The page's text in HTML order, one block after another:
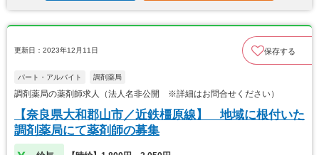
更新日：2023年12月11日 保存する
パート・アルバイト 調剤薬局
調剤薬局の薬剤師求人（法人名非公開 ※詳細はお問合せください）
【奈良県大和郡山市／近鉄橿原線】 地域に根付いた
調剤薬局にて薬剤師の募集